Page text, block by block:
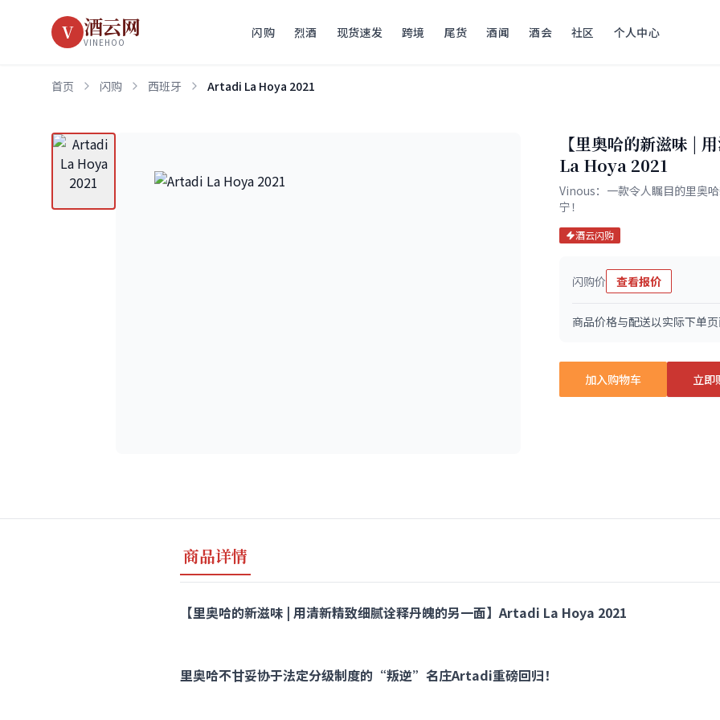
V 酒云网
VINEHOO
闪购 烈酒 现货速发 跨境 尾货 酒闻 酒会 社区 个人中心
首页 闪购 西班牙 Artadi La Hoya 2021
【里奥哈的新滋味 |
La Hoya 2021
Vinous：一款令人瞩目的里奥
宁！
酒云闪购
闪购价 查看报价
商品价格与配送以实际下单
加入购物车 立即
商品详情
【里奥哈的新滋味 | 用清新精致细腻诠释丹魄的另一面】Artadi La Hoya 2021
里奥哈不甘妥协于法定分级制度的“叛逆”名庄Artadi重磅回归！